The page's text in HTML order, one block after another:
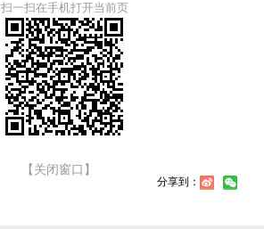
扫一扫在手机打开当前页
【关闭窗口】
分享到：